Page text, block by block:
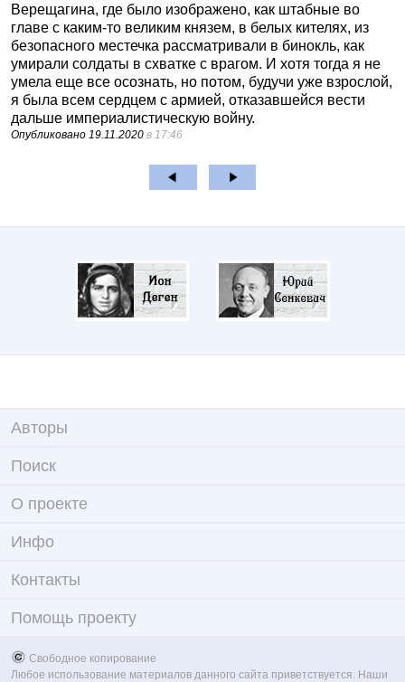
Верещагина, где было изображено, как штабные во
главе с каким-то великим князем, в белых кителях, из
безопасного местечка рассматривали в бинокль, как
умирали солдаты в схватке с врагом. И хотя тогда я не
умела еще все осознать, но потом, будучи уже взрослой,
я была всем сердцем с армией, отказавшейся вести
дальше империалистическую войну.
Опубликовано 19.11.2020 в 17:46
Авторы
Поиск
О проекте
Инфо
Контакты
Помощь проекту
Свободное копирование
Любое использование материалов данного сайта приветствуется. Наши